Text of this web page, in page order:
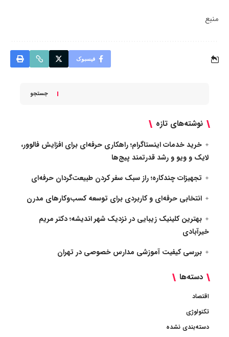
منبع
فیسبوک
جستجو
نوشته‌های تازه
خرید خدمات اینستاگرام؛ راهکاری حرفه‌ای برای افزایش فالوور،
لایک و ویو و رشد قدرتمند پیج‌ها
تجهیزات چندکاره؛ راز سبک سفر کردن طبیعت‌گردان حرفه‌ای
انتخابی حرفه‌ای و کاربردی برای توسعه کسب‌وکارهای مدرن
بهترین کلینیک زیبایی در نزدیک شهر اندیشه؛ دکتر مریم
خیرآبادی
بررسی کیفیت آموزشی مدارس خصوصی در تهران
دسته‌ها
اقتصاد
تکنولوژی
دسته‌بندی نشده